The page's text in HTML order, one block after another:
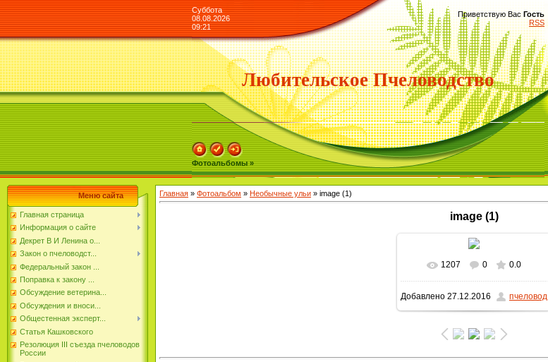
Суббота
08.08.2026
09:21
Приветствую Вас Гость
RSS
Любительское Пчеловодство
Фотоальбомы »
Меню сайта
Главная страница
Информация о сайте
Декрет В И Ленина о...
Закон о пчеловодст...
Федеральный закон ...
Поправка к закону ...
Обсуждение ветерина...
Обсуждения и вноси...
Общестенная эксперт...
Статья Кашковского
Резолюция III съезда пчеловодов
России
Главная » Фотоальбом » Необычные ульи » image (1)
image (1)
В реальном размере 640x480
/ 112.4Kb
1207 0 0.0
Добавлено 27.12.2016 пчеловод